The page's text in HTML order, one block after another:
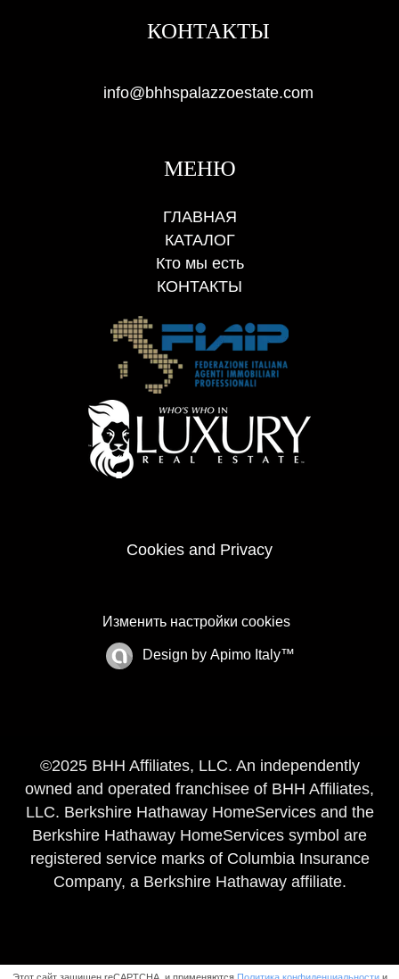
КОНТАКТЫ
info@bhhspalazzoestate.com
МЕНЮ
ГЛАВНАЯ
КАТАЛОГ
Кто мы есть
КОНТАКТЫ
Cookies and Privacy
Изменить настройки cookies
Design by Apimo Italy™
©2025 BHH Affiliates, LLC. An independently
owned and operated franchisee of BHH Affiliates,
LLC. Berkshire Hathaway HomeServices and the
Berkshire Hathaway HomeServices symbol are
registered service marks of Columbia Insurance
Company, a Berkshire Hathaway affiliate.